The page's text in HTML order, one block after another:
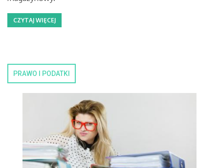
CZYTAJ WIĘCEJ
PRAWO I PODATKI